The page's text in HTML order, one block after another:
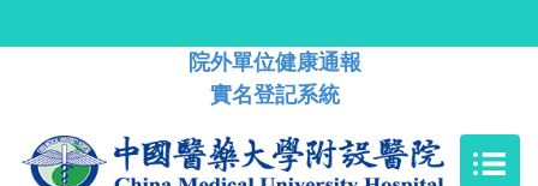
院外單位健康通報
實名登記系統